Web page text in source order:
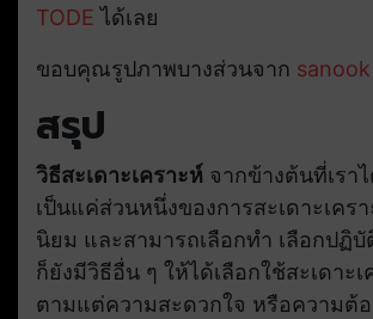
TODE ได้เลย
ขอบคุณรูปภาพบางส่วนจาก sanook
สรุป
วิธีสะเดาะเคราะห์ จากข้างต้นที่เรา
เป็นแค่ส่วนหนึ่งของการสะเดาะเคร
นิยม และสามารถเลือกทำ เลือกปฏิบั
ก็ยังมีวิธีอื่น ๆ ให้ได้เลือกใช้สะเดาะ
ตามแต่ความสะดวกใจ หรือความต้อ